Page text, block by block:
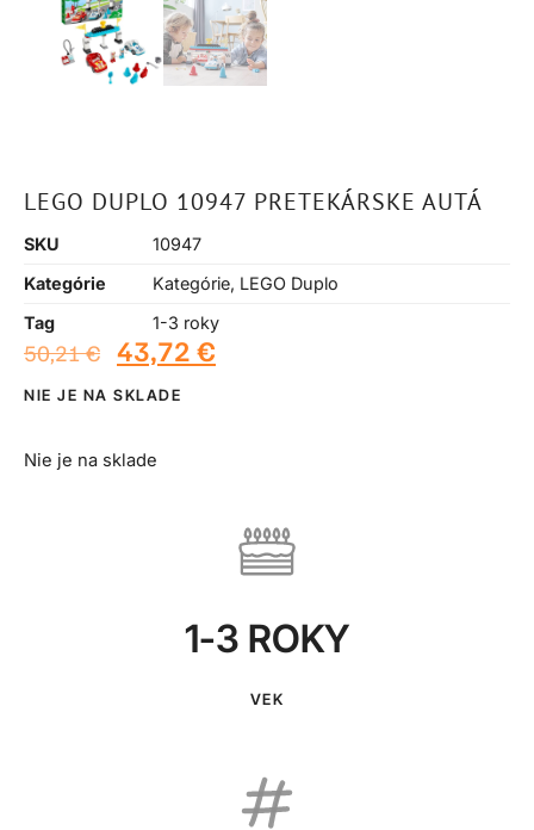
LEGO DUPLO 10947 PRETEKÁRSKE AUTÁ
SKU
10947
Kategórie
Kategórie, LEGO Duplo
Tag
1-3 roky
50,21€ 43,72 €
NIE JE NA SKLADE
Nie je na sklade
1-3 ROKY
VEK